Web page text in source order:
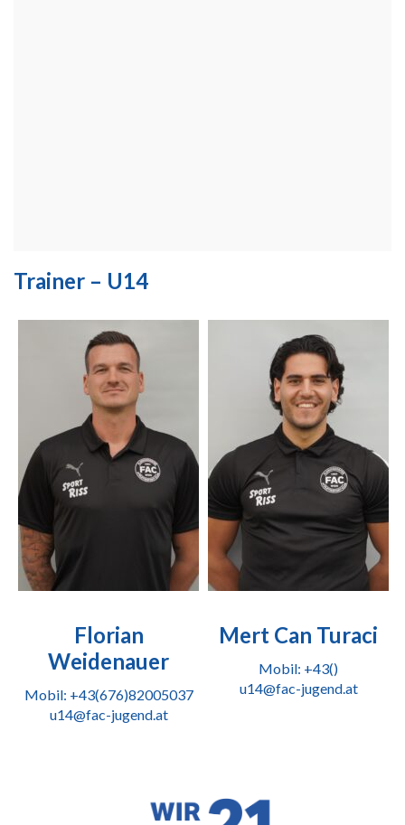
Trainer – U14
Florian
Weidenauer
Mobil: +43(676)82005037
u14@fac-jugend.at
Mert Can Turaci
Mobil: +43()
u14@fac-jugend.at